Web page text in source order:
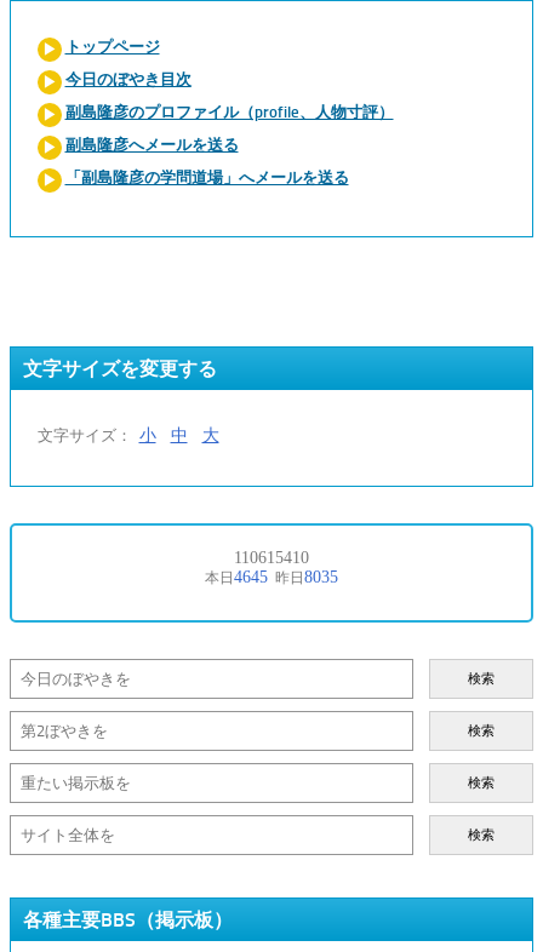
トップページ
今日のぼやき目次
副島隆彦のプロファイル（profile、人物寸評）
副島隆彦へメールを送る
「副島隆彦の学問道場」へメールを送る
文字サイズを変更する
文字サイズ： 小 中 大
検索
検索
検索
検索
各種主要BBS（掲示板）